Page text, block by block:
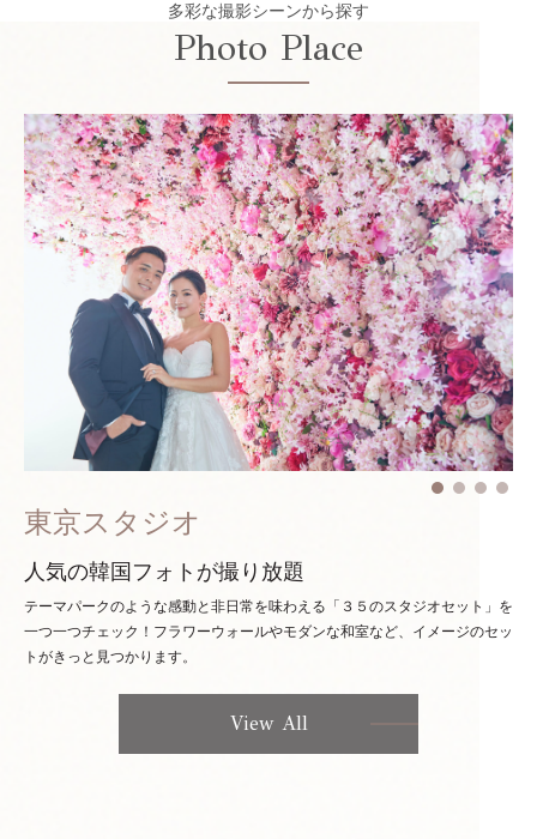
多彩な撮影シーンから探す
Photo Place
東京スタジオ
人気の韓国フォトが撮り放題
テーマパークのような感動と非日常を味わえる「３５のスタジオセット」を
一つ一つチェック！ フラワーウォールやモダンな和室など、イメージのセッ
トがきっと見つかります。
View All